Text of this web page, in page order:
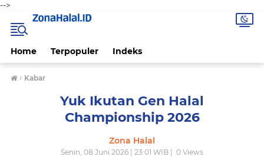
-->
Home Terpopuler Indeks
› Kabar
Yuk Ikutan Gen Halal
Championship 2026
Zona Halal
Senin, 08 Juni 2026 | 23:01 WIB | 0 Views